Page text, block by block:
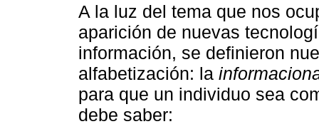
A la luz del tema que nos
aparición de nuevas
información, se definieron
alfabetización: la
para que un individuo sea
debe saber: